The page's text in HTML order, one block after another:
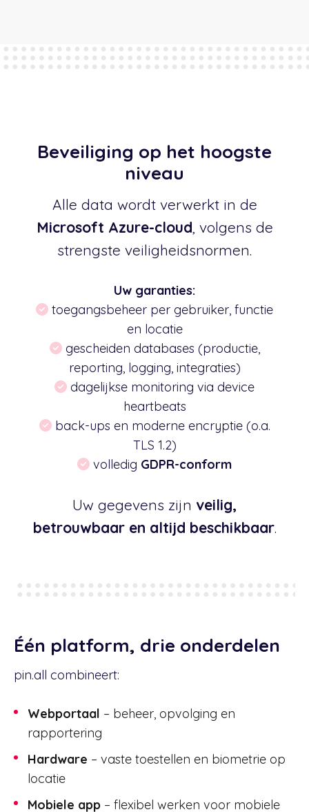
Beveiliging op het hoogste
niveau
Alle data wordt verwerkt in de
Microsoft Azure-cloud , volgens de
strengste veiligheidsnormen.
Uw garanties:
toegangsbeheer per gebruiker, functie
en locatie
gescheiden databases (productie,
reporting, logging, integraties)
dagelijkse monitoring via device
heartbeats
back-ups en moderne encryptie (o.a.
TLS 1.2)
volledig GDPR-conform
Uw gegevens zijn veilig,
betrouwbaar en altijd beschikbaar.
Één platform, drie onderdelen
pin.all combineert:
Webportaal – beheer, opvolging en
rapportering
Hardware – vaste toestellen en biometrie op
locatie
Mobiele app – flexibel werken voor mobiele